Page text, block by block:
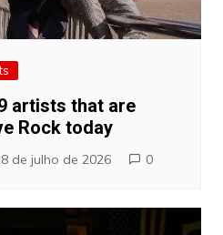
artists that are
Rock today
de julho de 2026 0